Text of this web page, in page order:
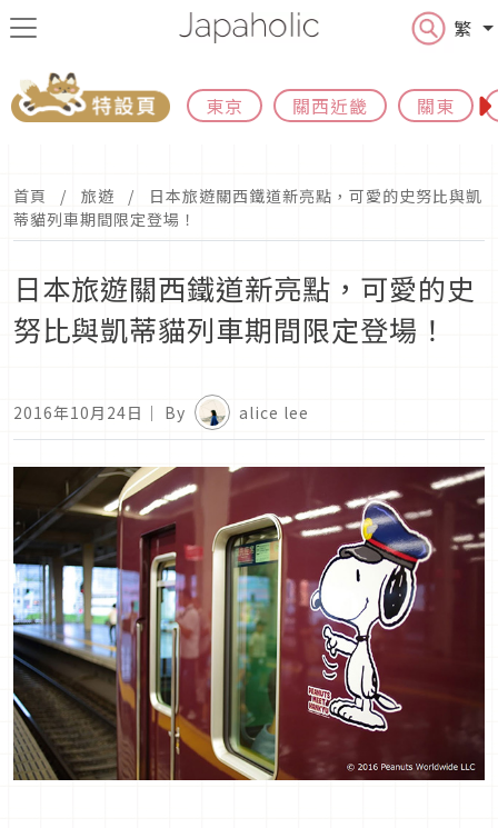
繁
東京 關西近畿 關東
首頁 旅遊
日本旅遊關西鐵道新亮點，可愛的史努比與凱
蒂貓列車期間限定登場！
日本旅遊關西鐵道新亮點，可愛的史
努比與凱蒂貓列車期間限定登場！
2016年10月24日 ｜ By alice lee